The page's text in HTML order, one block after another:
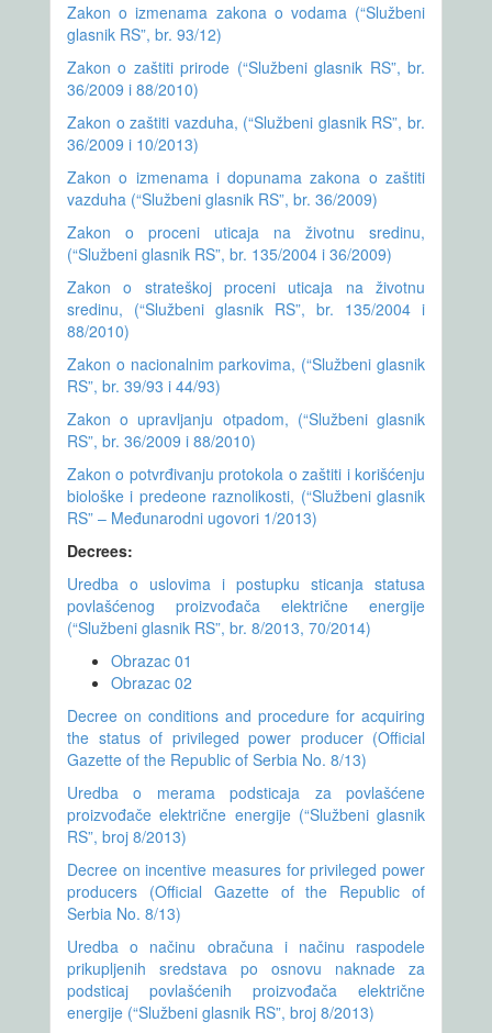
Zakon o izmenama zakona o vodama (“Službeni
glasnik RS”, br. 93/12)
Zakon o zaštiti prirode (“Službeni glasnik RS”, br.
36/2009 i 88/2010)
Zakon o zaštiti vazduha, (“Službeni glasnik RS”, br.
36/2009 i 10/2013)
Zakon o izmenama i dopunama zakona o zaštiti
vazduha (“Službeni glasnik RS”, br. 36/2009)
Zakon o proceni uticaja na životnu sredinu,
(“Službeni glasnik RS”, br. 135/2004 i 36/2009)
Zakon o strateškoj proceni uticaja na životnu
sredinu, (“Službeni glasnik RS”, br. 135/2004 i
88/2010)
Zakon o nacionalnim parkovima, (“Službeni glasnik
RS”, br. 39/93 i 44/93)
Zakon o upravljanju otpadom, (“Službeni glasnik
RS”, br. 36/2009 i 88/2010)
Zakon o potvrđivanju protokola o zaštiti i korišćenju
biološke i predeone raznolikosti, (“Službeni glasnik
RS” – Međunarodni ugovori 1/2013)
Decrees:
Uredba o uslovima i postupku sticanja statusa
povlašćenog proizvođača električne energije
(“Službeni glasnik RS”, br. 8/2013, 70/2014)
Obrazac 01
Obrazac 02
Decree on conditions and procedure for acquiring
the status of privileged power producer (Official
Gazette of the Republic of Serbia No. 8/13)
Uredba o merama podsticaja za povlašćene
proizvođače električne energije (“Službeni glasnik
RS”, broj 8/2013)
Decree on incentive measures for privileged power
producers (Official Gazette of the Republic of
Serbia No. 8/13)
Uredba o načinu obračuna i načinu raspodele
prikupljenih sredstava po osnovu naknade za
podsticaj povlašćenih proizvođača električne
energije (“Službeni glasnik RS”, broj 8/2013)